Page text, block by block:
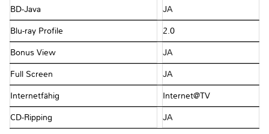
BD-Java JA
Blu-ray Profile 2.0
Bonus View JA
Full Screen JA
Internetfähig Internet@TV
CD-Ripping JA